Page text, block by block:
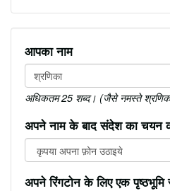
आपका नाम
अधिकतम 25 शब्द। (जैसे नमस्ते श्रणिका
अपने नाम के बाद संदेश का चयन
अपने रिंगटोन के लिए एक